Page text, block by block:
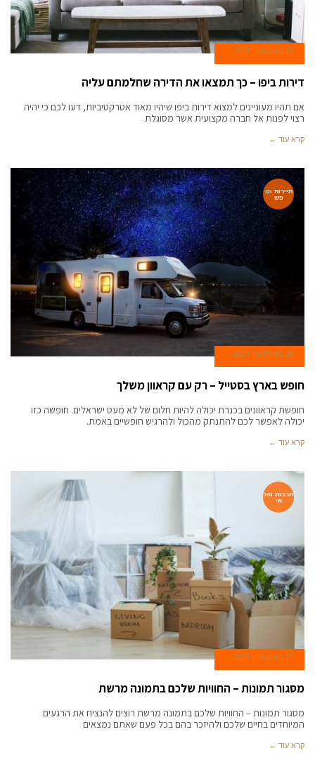
26 באוקטובר 2021
דירות ביפו – כך תמצאו את הדירה שחלמתם עליה
אם תהיו מעוניינים למצוא דירות ביפו שיהיו מאוד אטרקטיביות, דעו לכם כי יהיה
רצוי לפנות אל חברה מקצועית אשר מסוגלת
קרא עוד ←
תיירות ונו
פש
26 באוקטובר 2021
חופש בארץ בסטייל – רק עם קראוון משלך
חופשת קראוונים בכנרת יכולה להיות חלום של לא מעט ישראלים. חופשה כזו
יכולה לאפשר לכם להתנתק מהכול ולהרגיש חופשיים באמת.
קרא עוד ←
תרבות ופנ
אי
25 באוקטובר 2021
מסגור תמונות – החוויות שלכם בתמונה מרשת
מסגור תמונות – החוויות שלכם בתמונה מרשת רוצים להנציח את הרגעים
המיוחדים בחיים שלכם ולהיזכר בהם בכל פעם שאתם נמצאים
קרא עוד ←